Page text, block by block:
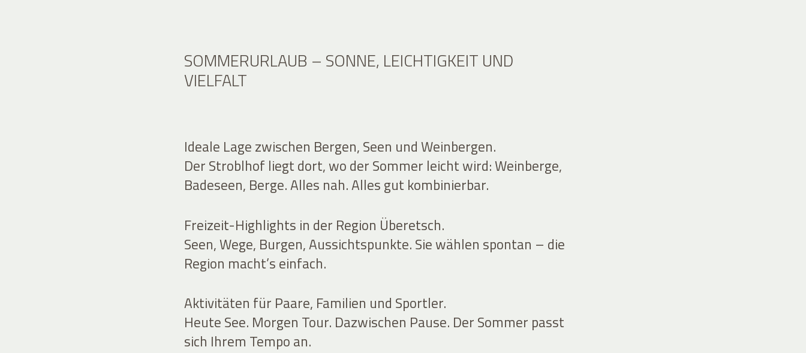
SOMMERURLAUB – SONNE, LEICHTIGKEIT UND
VIELFALT
Ideale Lage zwischen Bergen, Seen und Weinbergen.
Der Stroblhof liegt dort, wo der Sommer leicht wird: Weinberge,
Badeseen, Berge. Alles nah. Alles gut kombinierbar.
Freizeit-Highlights in der Region Überetsch.
Seen, Wege, Burgen, Aussichtspunkte. Sie wählen spontan – die
Region macht’s einfach.
Aktivitäten für Paare, Familien und Sportler.
Heute See. Morgen Tour. Dazwischen Pause. Der Sommer passt
sich Ihrem Tempo an.